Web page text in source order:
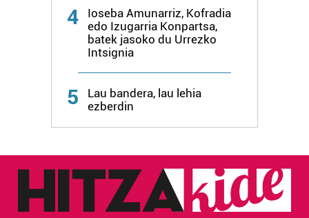
4
Ioseba Amunarriz, Kofradia
edo Izugarria Konpartsa,
batek jasoko du Urrezko
Intsignia
5
Lau bandera, lau lehia
ezberdin